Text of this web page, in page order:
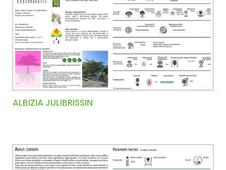
ALBIZIA JULIBRISSIN